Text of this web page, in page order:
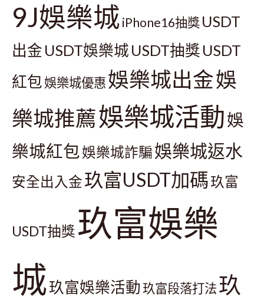
9J娛樂城iPhone16抽獎USDT
出金 USDT娛樂城 USDT抽獎 USDT
紅包娛樂城優惠娛樂城出金娛
樂城推薦娛樂城活動娛
樂城紅包娛樂城詐騙娛樂城返水
安全出入金玖富USDT加碼玖富
USDT抽獎 玖富娛樂
城玖富娛樂活動玖富段落打法玖